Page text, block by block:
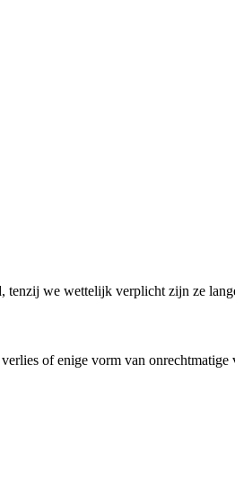
tenzij we wettelijk verplicht zijn ze
verlies of enige vorm van